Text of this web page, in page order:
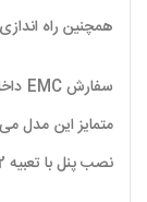
همچنین راه
نصب پنل با تعبیه 2 رله خروجی اشاره نمود.